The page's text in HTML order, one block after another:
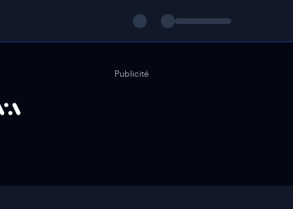
Publicité